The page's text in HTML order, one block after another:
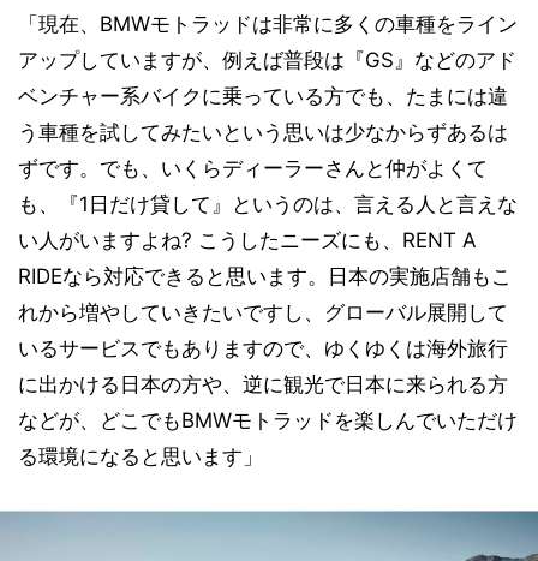
「現在、BMWモトラッドは非常に多くの車種をライン
アップしていますが、例えば普段は『GS』などのアド
ベンチャー系バイクに乗っている方でも、たまには違
う車種を試してみたいという思いは少なからずあるは
ずです。でも、いくらディーラーさんと仲がよくて
も、『1日だけ貸して』というのは、言える人と言えな
い人がいますよね? こうしたニーズにも、RENT A
RIDEなら対応できると思います。日本の実施店舗もこ
れから増やしていきたいですし、グローバル展開して
いるサービスでもありますので、ゆくゆくは海外旅行
に出かける日本の方や、逆に観光で日本に来られる方
などが、どこでもBMWモトラッドを楽しんでいただけ
る環境になると思います」